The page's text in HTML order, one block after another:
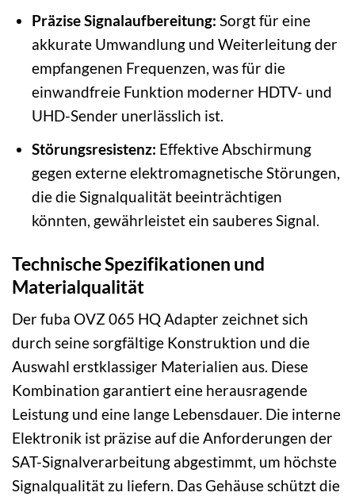
Präzise Signalaufbereitung: Sorgt für eine
akkurate Umwandlung und Weiterleitung der
empfangenen Frequenzen, was für die
einwandfreie Funktion moderner HDTV- und
UHD-Sender unerlässlich ist.
Störungsresistenz: Effektive Abschirmung
gegen externe elektromagnetische Störungen,
die die Signalqualität beeinträchtigen
könnten, gewährleistet ein sauberes Signal.
Technische Spezifikationen und
Materialqualität
Der fuba OVZ 065 HQ Adapter zeichnet sich
durch seine sorgfältige Konstruktion und die
Auswahl erstklassiger Materialien aus. Diese
Kombination garantiert eine herausragende
Leistung und eine lange Lebensdauer. Die interne
Elektronik ist präzise auf die Anforderungen der
SAT-Signalverarbeitung abgestimmt, um höchste
Signalqualität zu liefern. Das Gehäuse schützt die